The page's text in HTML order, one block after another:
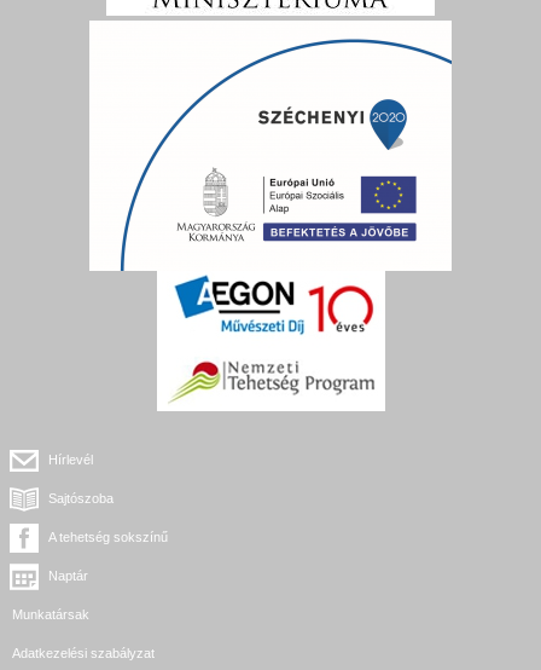
Hírlevél
Sajtószoba
A tehetség sokszínű
Naptár
Munkatársak
Adatkezelési szabályzat